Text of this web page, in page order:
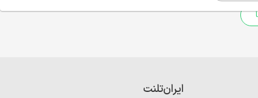
ایران‌تلنت